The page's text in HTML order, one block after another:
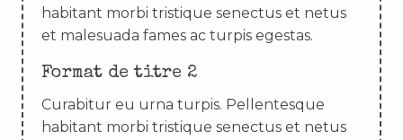
habitant morbi tristique senectus et netus
et malesuada fames ac turpis egestas.
Format de titre 2
Curabitur eu urna turpis. Pellentesque
habitant morbi tristique senectus et netus